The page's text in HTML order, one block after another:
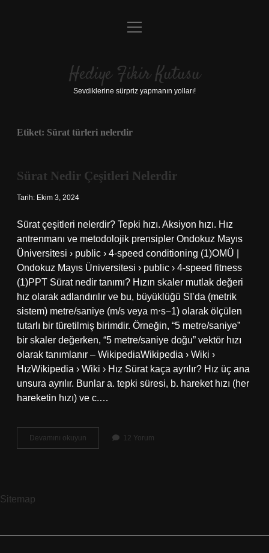
Anasayfa
Yasal Uyarı
menüyü
Hediye Fikir Kutusu
Sevdiklerine sürpriz yapmanın yolları!
Etiket: Sürat türleri nelerdir
Sürat Nedir Çeşitleri Nelerdir
Tarih: Ekim 3, 2024
Sürat çeşitleri nelerdir? Tepki hızı. Aksiyon hızı. Hız
antrenmanı ve metodolojik prensipler Ondokuz Mayıs
Üniversitesi › public › 4-speed conditioning (1)OMÜ |
Ondokuz Mayıs Üniversitesi › public › 4-speed fitness
(1)PPT Sürat nedir tanımı? Hızın skaler mutlak değeri
hız olarak adlandırılır ve bu, büyüklüğü SI’da (metrik
sistem) metre/saniye (m/s veya m⋅s−1) olarak ölçülen
tutarlı bir türetilmiş birimdir. Örneğin, “5 metre/saniye”
bir skaler değerken, “5 metre/saniye doğu” vektör hızı
olarak tanımlanır – WikipediaWikipedia › Wiki ›
HızWikipedia › Wiki › Hız Sürat kaça ayrılır? Hız üç ana
unsura ayrılır. Bunlar a. tepki süresi, b. hareket hızı (her
hareketin hızı) ve c.…
Devamını okuyun
Nedir
12 Yorum
Sitemap